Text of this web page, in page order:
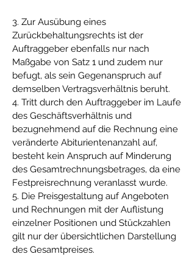
3. Zur Ausübung eines
Zurückbehaltungsrechts ist der
Auftraggeber ebenfalls nur nach
Maßgabe von Satz 1 und zudem nur
befugt, als sein Gegenanspruch auf
demselben Vertragsverhältnis beruht.
4. Tritt durch den Auftraggeber im Laufe
des Geschäftsverhältnis und
bezugnehmend auf die Rechnung eine
veränderte Abiturientenanzahl auf,
besteht kein Anspruch auf Minderung
des Gesamtrechnungsbetrages, da eine
Festpreisrechnung veranlasst wurde.
5. Die Preisgestaltung auf Angeboten
und Rechnungen mit der Auflistung
einzelner Positionen und Stückzahlen
gilt nur der übersichtlichen Darstellung
des Gesamtpreises.